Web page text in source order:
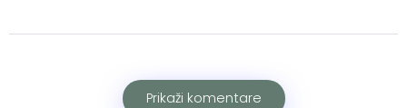
Prikaži komentare